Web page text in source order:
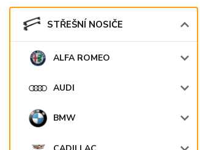
STŘEŠNÍ NOSIČE
ALFA ROMEO
AUDI
BMW